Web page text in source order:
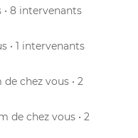
• 8 intervenants
• 1 intervenants
de chez vous • 2
de chez vous • 2